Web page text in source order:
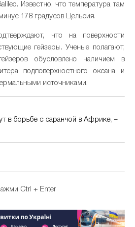
Известно, что температура там
178 градусов Цельсия.
что на поверхности
гейзеры. Ученые полагают,
обусловлено наличием в
подповерхностного океана и
источниками.
в борьбе с саранчой в Африке, –
Ctrl + Enter